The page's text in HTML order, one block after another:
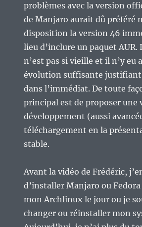
problèmes avec la version
de Manjaro aurait dû préféré
disposition la version 46
lieu d’inclure un paquet AUR.
n’est pas si vieille et il n’y eu
évolution suffisante justifiant
dans l’immédiat. De toute
principal est de proposer une
développement (aussi
téléchargement en la
stable.
Avant la vidéo de Frédéric,
d’installer Manjaro ou
mon Archlinux le jour ou je
changer ou réinstaller mon